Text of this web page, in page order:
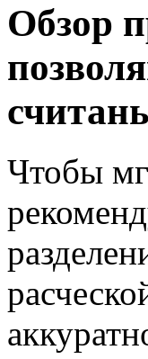
Обзор
Чтобы